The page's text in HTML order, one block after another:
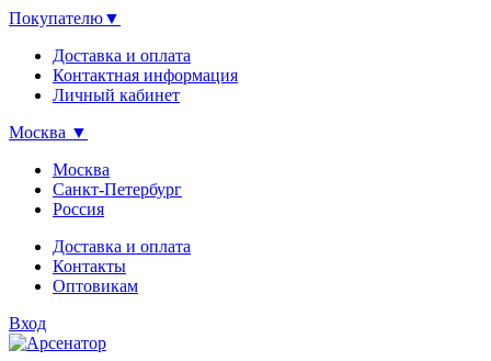
Покупателю▼
Доставка и оплата
Контактная информация
Личный кабинет
Москва ▼
Москва
Санкт-Петербург
Россия
Доставка и оплата
Контакты
Оптовикам
Вход